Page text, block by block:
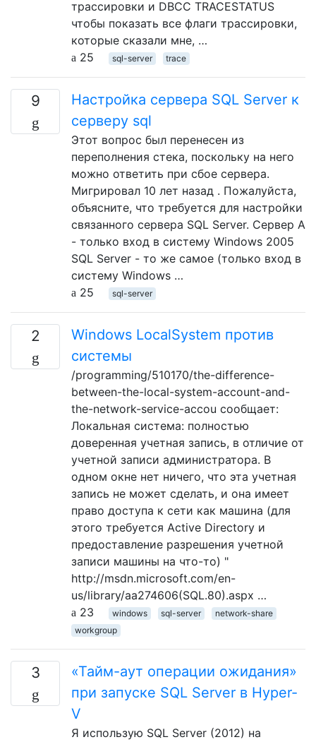
трассировки и DBCC TRACESTATUS
чтобы показать все флаги трассировки,
которые сказали мне, …
25
sql-server trace
9
Настройка сервера SQL Server к
серверу sql
Этот вопрос был перенесен из
переполнения стека, поскольку на него
можно ответить при сбое сервера.
Мигрировал 10 лет назад . Пожалуйста,
объясните, что требуется для настройки
связанного сервера SQL Server. Сервер A
- только вход в систему Windows 2005
SQL Server - то же самое (только вход в
систему Windows …
25
sql-server
2
Windows LocalSystem против
системы
/programming/510170/the-difference-
between-the-local-system-account-and-
the-network-service-accou сообщает:
Локальная система: полностью
доверенная учетная запись, в отличие от
учетной записи администратора. В
одном окне нет ничего, что эта учетная
запись не может сделать, и она имеет
право доступа к сети как машина (для
этого требуется Active Directory и
предоставление разрешения учетной
записи машины на что-то) "
http://msdn.microsoft.com/en-
us/library/aa274606(SQL.80).aspx …
23
windows sql-server
network-share
workgroup
3
«Тайм-аут операции ожидания»
при запуске SQL Server в Hyper-
V
Я использую SQL Server (2012) на